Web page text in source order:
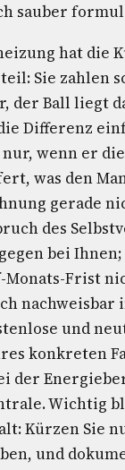
sauber
hat die
Sie zahlen
der Ball liegt
Differenz
wenn er
was den
gerade
des
bei
Frist
nachweisbar
und
konkreten
der
Wichtig
Kürzen Sie
und